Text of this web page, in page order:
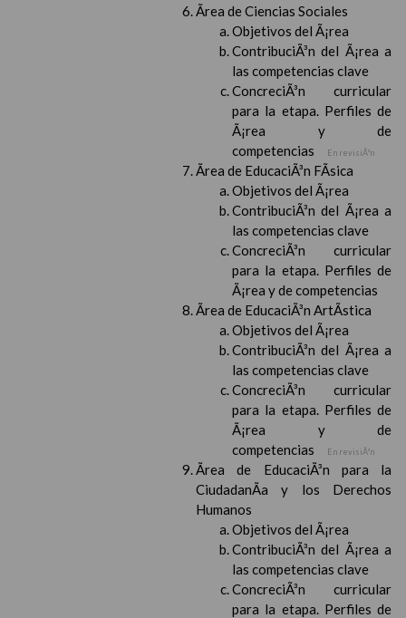
Ãrea de Ciencias Sociales
Objetivos del Ã¡rea
ContribuciÃ³n del Ã¡rea a
las competencias clave
ConcreciÃ³n curricular
para la etapa. Perfiles de
Ã¡rea y de
competencias
En revisiÃ³n
Ãrea de EducaciÃ³n FÃ­sica
Objetivos del Ã¡rea
ContribuciÃ³n del Ã¡rea a
las competencias clave
ConcreciÃ³n curricular
para la etapa. Perfiles de
Ã¡rea y de competencias
Ãrea de EducaciÃ³n ArtÃ­stica
Objetivos del Ã¡rea
ContribuciÃ³n del Ã¡rea a
las competencias clave
ConcreciÃ³n curricular
para la etapa. Perfiles de
Ã¡rea y de
competencias
En revisiÃ³n
Ãrea de EducaciÃ³n para la
CiudadanÃ­a y los Derechos
Humanos
Objetivos del Ã¡rea
ContribuciÃ³n del Ã¡rea a
las competencias clave
ConcreciÃ³n curricular
para la etapa. Perfiles de